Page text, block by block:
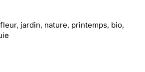
jardin, nature, printemps, bio,